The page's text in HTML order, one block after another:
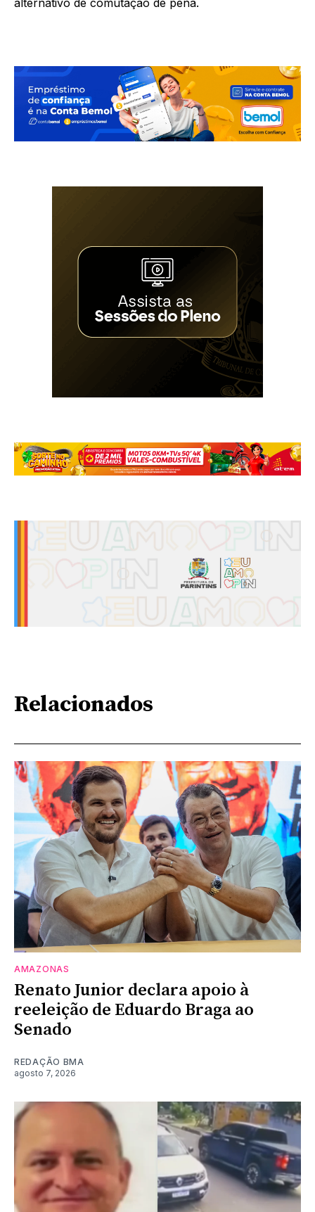
alternativo de comutação de pena.
Relacionados
AMAZONAS
Renato Junior declara apoio à
reeleição de Eduardo Braga ao
Senado
REDAÇÃO BMA
agosto 7, 2026